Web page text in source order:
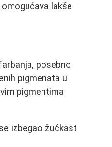
lakše
posebno
pigmenata u
pigmentima
izbegao žućkast